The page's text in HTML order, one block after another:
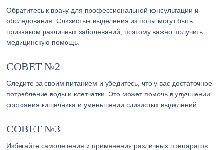
Обратитесь к врачу для профессиональной консультации и
обследования. Слизистые выделения из попы могут быть
признаком различных заболеваний, поэтому важно получить
медицинскую помощь.
СОВЕТ №2
Следите за своим питанием и убедитесь, что у вас достаточное
потребление воды и клетчатки. Это может помочь в улучшении
состояния кишечника и уменьшении слизистых выделений.
СОВЕТ №3
Избегайте самолечения и применения различных препаратов